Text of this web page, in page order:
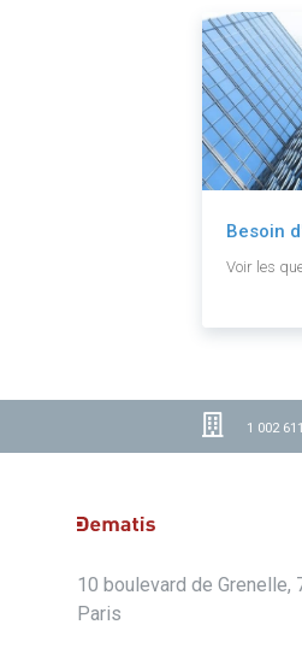
Besoin
Voir les
1 002 611
10 boulevard de Grenelle,
Paris